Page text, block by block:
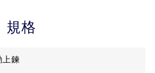
規格
上鍊